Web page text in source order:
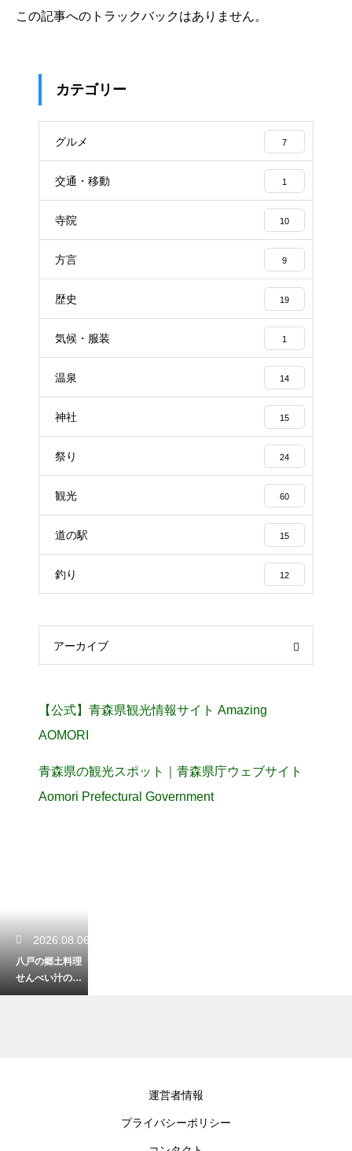
この記事へのトラックバックはありません。
カテゴリー
グルメ 7
交通・移動 1
寺院 10
方言 9
歴史 19
気候・服装 1
温泉 14
神社 15
祭り 24
観光 60
道の駅 15
釣り 12
アーカイブ
【公式】青森県観光情報サイト Amazing
AOMORI
青森県の観光スポット｜青森県庁ウェブサイト
Aomori Prefectural Government
2026.08.06
八戸の郷土料理
せんべい汁の歴
史とは？気にな
運営者情報
プライバシーポリシー